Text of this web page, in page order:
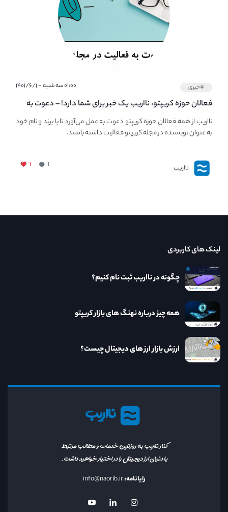
#خبری ۰۱:۰۰ سه شنبه - ۱۴۰۱/۶/۱
فعالان حوزه کریپتو، نااریب یک خبر برای شما دارد! – دعوت به
فعالیت در مجله کریپتو
نااریب از همه فعالان حوزه کریپتو دعوت به عمل می‌آورد تا با برند و نام خود
به عنوان نویسنده در مجله کریپتو فعالیت داشته باشند.
نااریب ۱ ۱
نااریب
کنار نااریب به روزترین خدمات و مطالب مرتبط
با دنیای ارز دیجیتال را در اختیار خواهید داشت.
رایانامه:info@naorib.ir
لینک های کاربردی
چگونه در نااریب ثبت نام کنیم؟
همه چیز درباره نهنگ های بازار کریپتو
ارزش بازار ارز های دیجیتال چیست؟